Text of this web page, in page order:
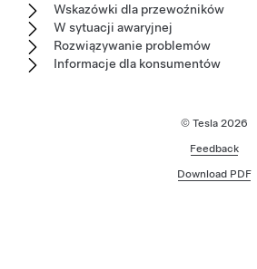
Wskazówki dla przewoźników
W sytuacji awaryjnej
Rozwiązywanie problemów
Informacje dla konsumentów
© Tesla 2026
Feedback
Download PDF